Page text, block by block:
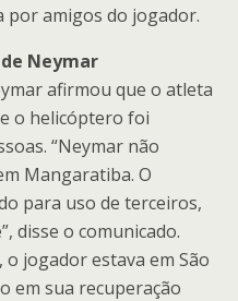
por amigos do jogador.
Neymar
afirmou que o atleta
o helicóptero foi
“Neymar não
Mangaratiba. O
para uso de terceiros,
disse o comunicado.
jogador estava em São
em sua recuperação